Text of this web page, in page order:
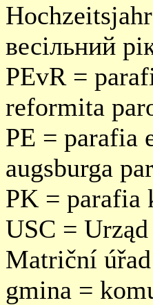
весільний
PEvR =
reformita
PE = parafia
augsburga
PK = parafia
USC =
Matriční úřad
gmina =